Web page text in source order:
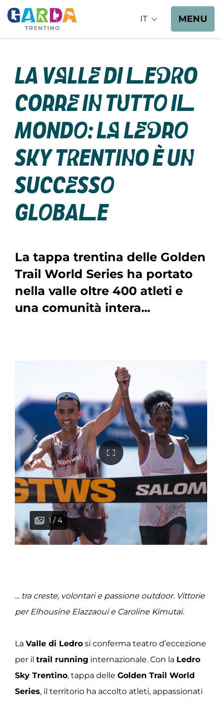
IT MENU
La Valle di Ledro
corre in tutto il
mondo: la Ledro
Sky Trentino è un
successo
globale
La tappa trentina delle Golden
Trail World Series ha portato
nella valle oltre 400 atleti e
una comunità intera...
1 / 4
2 / 4
3 / 4
4 / 4
... tra creste, volontari e passione outdoor. Vittorie
per Elhousine Elazzaoui e Caroline Kimutai.
La Valle di Ledro si conferma teatro d’eccezione
per il trail running internazionale. Con la Ledro
Sky Trentino, tappa delle Golden Trail World
Series, il territorio ha accolto atleti, appassionati